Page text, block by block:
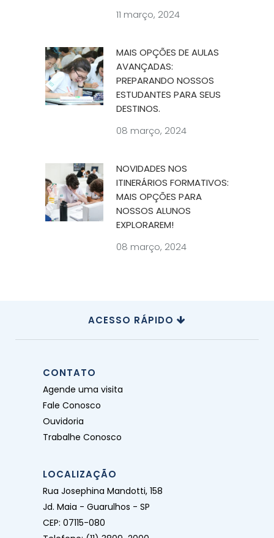
11 março, 2024
MAIS OPÇÕES DE AULAS
AVANÇADAS:
PREPARANDO NOSSOS
ESTUDANTES PARA SEUS
DESTINOS.
08 março, 2024
NOVIDADES NOS
ITINERÁRIOS FORMATIVOS:
MAIS OPÇÕES PARA
NOSSOS ALUNOS
EXPLORAREM!
08 março, 2024
ACESSO RÁPIDO
CONTATO
Agende uma visita
Fale Conosco
Ouvidoria
Trabalhe Conosco
LOCALIZAÇÃO
Rua Josephina Mandotti, 158
Jd. Maia - Guarulhos - SP
CEP: 07115-080